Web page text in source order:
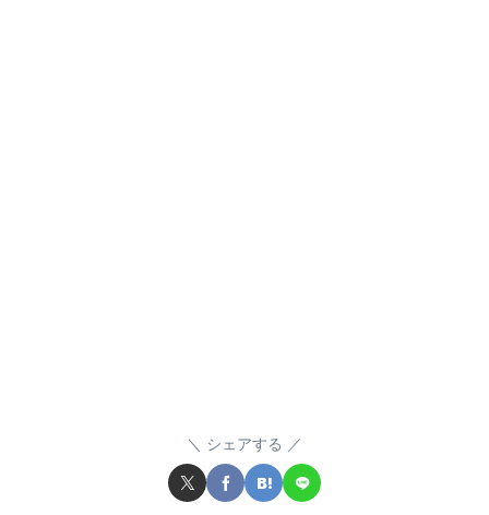
シェアする